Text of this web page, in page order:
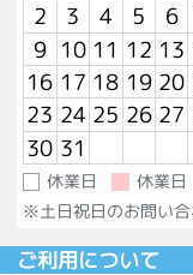
2
3 4 5 6
9 10 11 12 13
16 17 18 19 20
23 24 25 26 27
30 31
休業日
休業日
※土日祝日のお問い合
ご利用について